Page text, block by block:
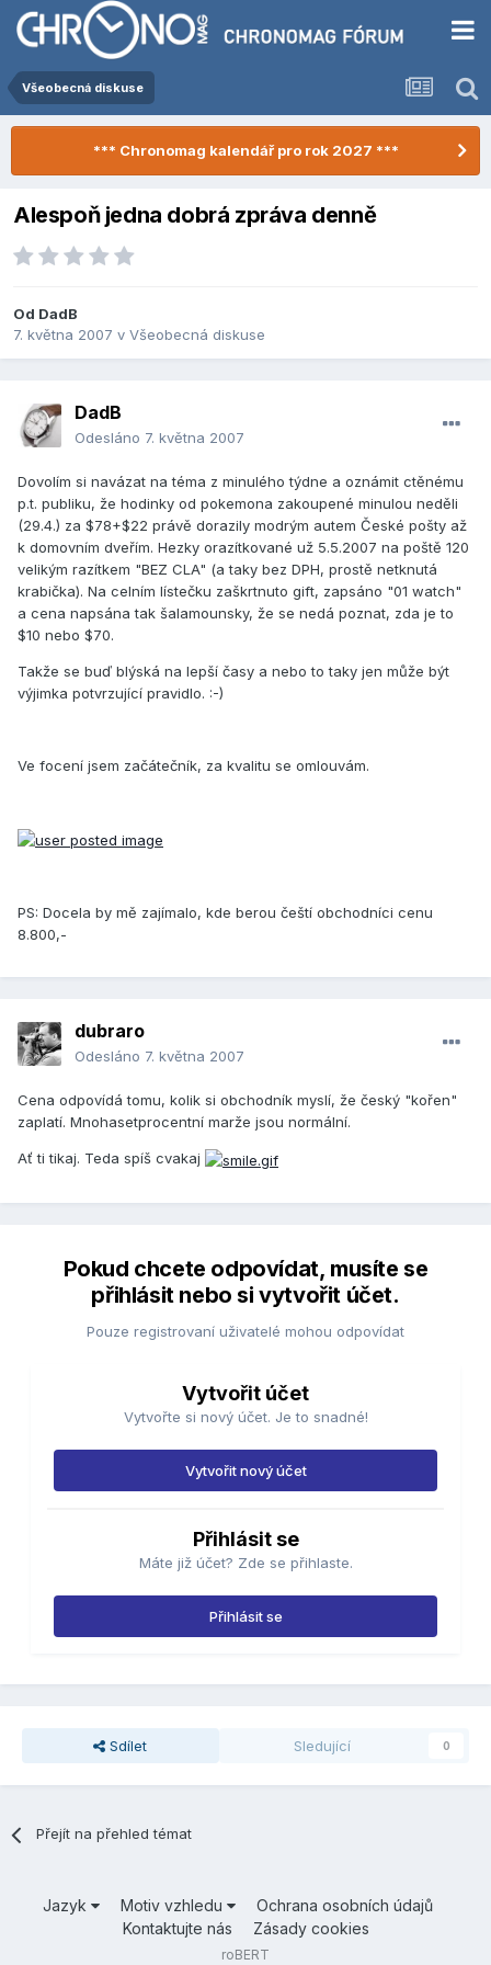
Všeobecná diskuse
*** Chronomag kalendář pro rok 2027 ***
Alespoň jedna dobrá zpráva denně
Od DadB
7. května 2007 v Všeobecná diskuse
DadB
Odesláno 7. května 2007
Dovolím si navázat na téma z minulého týdne a oznámit ctěnému
p.t. publiku, že hodinky od pokemona zakoupené minulou neděli
(29.4.) za $78+$22 právě dorazily modrým autem České pošty až
k domovním dveřím. Hezky orazítkované už 5.5.2007 na poště 120
velikým razítkem "BEZ CLA" (a taky bez DPH, prostě netknutá
krabička). Na celním lístečku zaškrtnuto gift, zapsáno "01 watch"
a cena napsána tak šalamounsky, že se nedá poznat, zda je to
$10 nebo $70.
Takže se buď blýská na lepší časy a nebo to taky jen může být
výjimka potvrzující pravidlo. :-)
Ve focení jsem začátečník, za kvalitu se omlouvám.
PS: Docela by mě zajímalo, kde berou čeští obchodníci cenu
8.800,-
dubraro
Odesláno 7. května 2007
Cena odpovídá tomu, kolik si obchodník myslí, že český "kořen"
zaplatí. Mnohasetprocentní marže jsou normální.
Ať ti tikaj. Teda spíš cvakaj
Pokud chcete odpovídat, musíte se
přihlásit nebo si vytvořit účet.
Pouze registrovaní uživatelé mohou odpovídat
Vytvořit účet
Vytvořte si nový účet. Je to snadné!
Vytvořit nový účet
Přihlásit se
Máte již účet? Zde se přihlaste.
Přihlásit se
Sdílet Sledující 0
Přejít na přehled témat
Jazyk Motiv vzhledu
Ochrana osobních údajů
Kontaktujte nás
Zásady cookies
roBERT